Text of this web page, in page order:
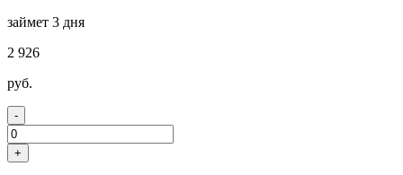
займет 3 дня
2 926
руб.
-
+